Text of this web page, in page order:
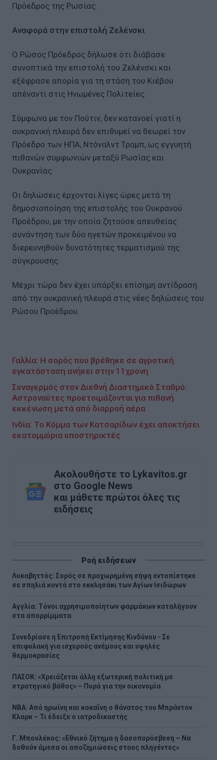
Πρόεδρος της Ρωσίας.
Αναφορά στην επιστολή Ζελένσκι
Ο Ρώσος Πρόεδρος δήλωσε ότι διάβασε
συνοπτικά την επιστολή του Ζελένσκι και
εξέφρασε απορία για τη στάση του Κιέβου
απέναντι στις Ηνωμένες Πολιτείες.
Σύμφωνα με τον Πούτιν, δεν κατανοεί γιατί η
ουκρανική πλευρά δεν επιθυμεί να θεωρεί τον
Πρόεδρο των ΗΠΑ, Ντόναλντ Τραμπ, ως εγγυητή
πιθανών συμφωνιών μεταξύ Ρωσίας και
Ουκρανίας.
Οι δηλώσεις έρχονται λίγες ώρες μετά τη
δημοσιοποίηση της επιστολής του Ουκρανού
Προέδρου, με την οποία ζητούσε απευθείας
συνάντηση των δύο ηγετών προκειμένου να
διερευνηθούν δυνατότητες τερματισμού της
σύγκρουσης.
Μέχρι τώρα δεν έχει υπάρξει επίσημη αντίδραση
από την ουκρανική πλευρά στις νέες δηλώσεις του
Ρώσου Προέδρου.
Γαλλία: Η σορός που βρέθηκε σε αγροτική
εγκατάσταση ανήκει στην 11χρονη
Συναγερμός στον Διεθνή Διαστημικό Σταθμό:
Αστροναύτες προετοιμάζονται για πιθανή
εκκένωση μετά από διαρροή αέρα
Ινδία: Το Κόμμα των Κατσαρίδων έχει αποκτήσει
εκατομμύρια υποστηρικτές
Ακολουθήστε το Lykavitos.gr
στο Google News
και μάθετε πρώτοι όλες τις
ειδήσεις
Ροή ειδήσεων
Λυκαβηττός: Σορός σε προχωρημένη σήψη εντοπίστηκε
σε σπηλιά κοντά στο εκκλησάκι των Αγίων Ισιδώρων
Αγγλία: Τόνοι αχρησιμοποίητων φαρμάκων καταλήγουν
στα απορρίμματα
Συνεδρίασε η Επιτροπή Εκτίμησης Κινδύνου - Σε
επιφυλακή για ισχυρούς ανέμους και υψηλές
θερμοκρασίες
ΠΑΣΟΚ: «Χρειάζεται άλλη εξωτερική πολιτική με
στρατηγικό βάθος» – Πυρά για την οικονομία
NBA: Από ηρωίνη και κοκαΐνη ο θάνατος του Μπράντον
Κλαρκ – Τι έδειξε ο ιατροδικαστής
Γ. Μπουλέκος: «Εθνικό ζήτημα η δασοπυρόσβεση – Να
δοθούν άμεσα οι αποζημιώσεις στους πληγέντες»